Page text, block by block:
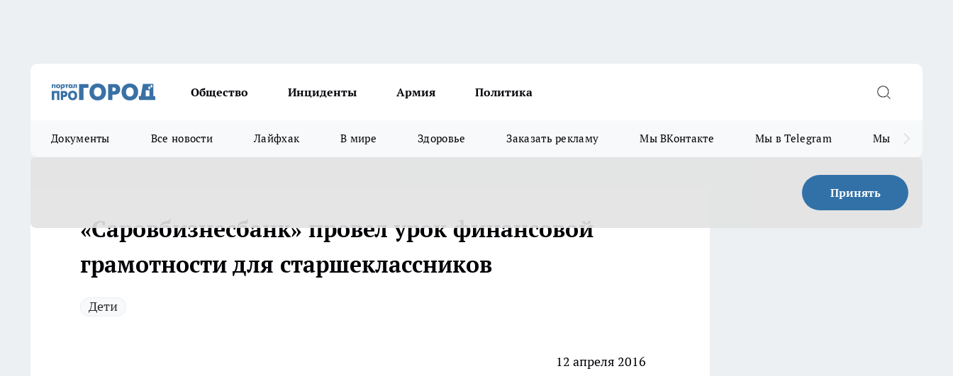
Общество Инциденты Армия Политика
Документы Все новости Лайфхак В мире Здоровье Заказать рекламу Мы ВКонтакте Мы в Telegram Мы в MAX
Принять
«Саровбизнесбанк» провел урок финансовой
грамотности для старшеклассников
Дети
12 апреля 2016